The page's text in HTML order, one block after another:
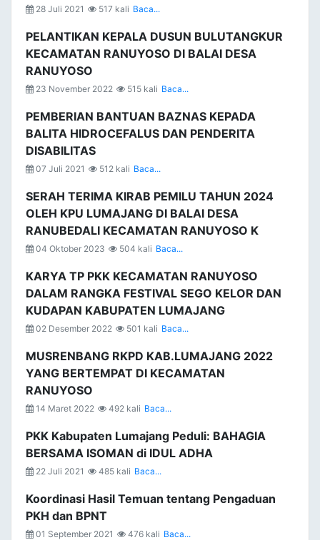
28 Juli 2021 517 kali Baca...
PELANTIKAN KEPALA DUSUN BULUTANGKUR
KECAMATAN RANUYOSO DI BALAI DESA
RANUYOSO
23 November 2022 515 kali Baca...
PEMBERIAN BANTUAN BAZNAS KEPADA
BALITA HIDROCEFALUS DAN PENDERITA
DISABILITAS
07 Juli 2021 512 kali Baca...
SERAH TERIMA KIRAB PEMILU TAHUN 2024
OLEH KPU LUMAJANG DI BALAI DESA
RANUBEDALI KECAMATAN RANUYOSO K
04 Oktober 2023 504 kali Baca...
KARYA TP PKK KECAMATAN RANUYOSO
DALAM RANGKA FESTIVAL SEGO KELOR DAN
KUDAPAN KABUPATEN LUMAJANG
02 Desember 2022 501 kali Baca...
MUSRENBANG RKPD KAB.LUMAJANG 2022
YANG BERTEMPAT DI KECAMATAN
RANUYOSO
14 Maret 2022 492 kali Baca...
PKK Kabupaten Lumajang Peduli: BAHAGIA
BERSAMA ISOMAN di IDUL ADHA
22 Juli 2021 485 kali Baca...
Koordinasi Hasil Temuan tentang Pengaduan
PKH dan BPNT
01 September 2021 476 kali Baca...